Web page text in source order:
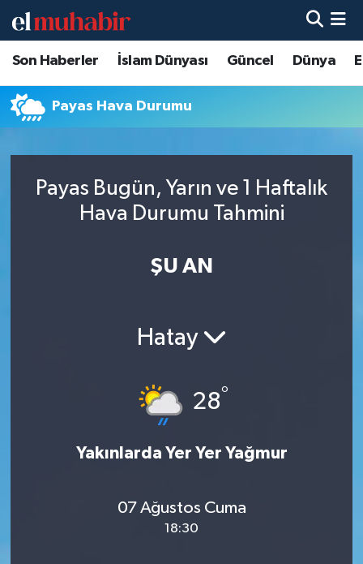
Son Haberler İslam Dünyası Güncel Dünya
Payas Hava Durumu
Payas Bugün, Yarın ve 1 Haftalık
Hava Durumu Tahmini
ŞU AN
Hatay
28°
Yakınlarda Yer Yer Yağmur
07 Ağustos Cuma
18:30
Hava Durumu
Trafik Durumu
Tüm Manşetler